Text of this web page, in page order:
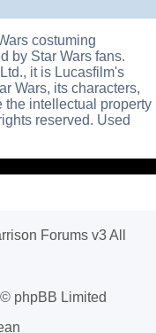
costuming
by Star Wars fans.
it is Lucasfilm's
Wars, its characters,
the intellectual property
reserved. Used
Forums v3 All
phpBB Limited